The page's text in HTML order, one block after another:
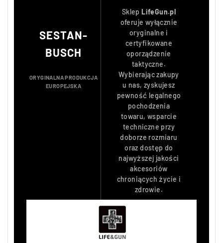
SESTAN-
BUSCH
ORYGINALNA PRODUKCJA
EUROPEJSKA
SklepLifeGun.pl
oferuje wyłącznie
oryginalne i
certyfikowane
oporządzenie
taktyczne.
Wybierając zakupy
u nas, zyskujesz
pewność legalnego
pochodzenia
towaru, wsparcie
techniczne przy
doborze rozmiaru
oraz dostęp do
najwyższej jakości
akcesoriów
chroniących życie i
zdrowie.